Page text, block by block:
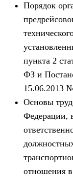
Порядок
пункта 2
ФЗ и
15.06.2013
Основы
Федерации,
отношения в